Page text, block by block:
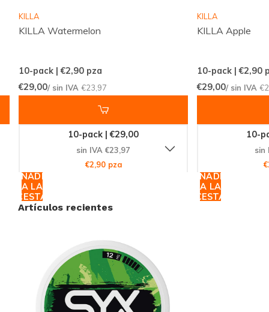
No te pierdas la oportunidad de probar
SYX Apple
algo diferente. Visita nuestra tienda en línea y haz tu
pedido hoy mismo para disfrutar de una experiencia
de sabor sin igual. ¡No esperes más, las existencias
son limitadas!
KILLA
KILLA Watermelon
10-pack | €2,90pza
€29,00/ sin IVA €23,97
10-pack | €29,00
sin IVA €23,97
€2,90 pza
AÑADIR
A LA
CESTA
KILLA
KILLA Apple
10-pack | €2,90
€29,00/ sin IVA
10-
sin
AÑADIR
A LA
CESTA
Artículos recientes